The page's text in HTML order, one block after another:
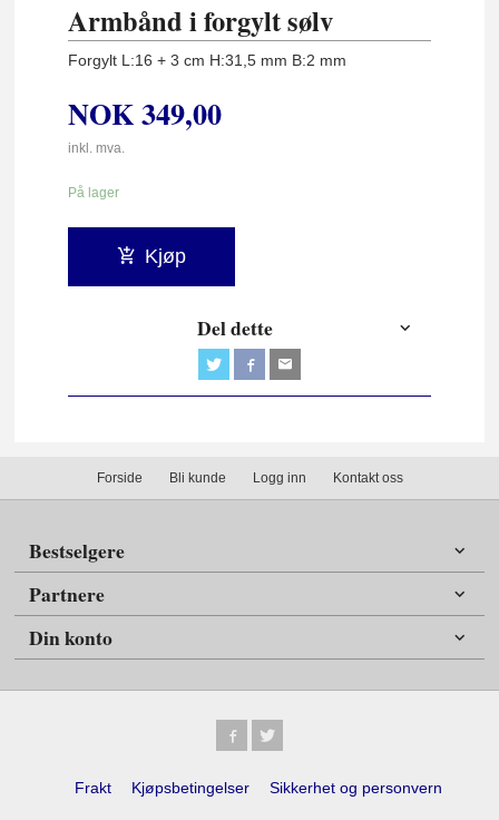
Armbånd i forgylt sølv
Forgylt L:16 + 3 cm H:31,5 mm B:2 mm
NOK349,00
inkl. mva.
På lager
Kjøp
Del dette
Forside Bli kunde Logg inn Kontakt oss
Bestselgere
Partnere
Din konto
Frakt Kjøpsbetingelser Sikkerhet og personvern